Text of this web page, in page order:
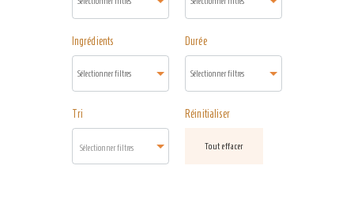
Ingrédients Durée
Tri
Sélectionner filtres
Réinitialiser
Tout effacer